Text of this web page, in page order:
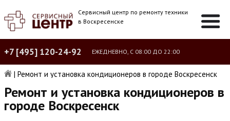
Сервисный центр по ремонту техники
в Воскресенске
+7 [495] 120-24-92 ЕЖЕДНЕВНО, С 08:00 ДО 22:00
| Ремонт и установка кондиционеров в городе Воскресенск
Ремонт и установка кондиционеров в
городе Воскресенск